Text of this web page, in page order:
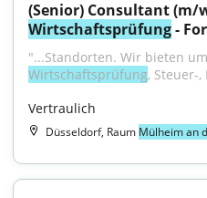
Wirtschaftsprüfung -
Wirtschaftsprüfung, Steuer-,
Vertraulich
Düsseldorf, Raum Mülheim an